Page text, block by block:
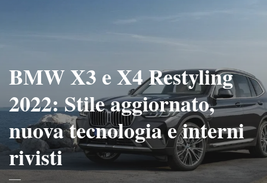
BMW X3 e X4 Restyling
2022: Stile aggiornato,
nuova tecnologia e interni
rivisti